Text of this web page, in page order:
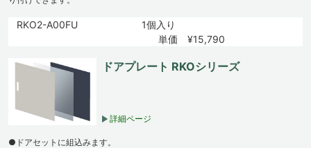
RKO2-A00FU
1個入り
単価 ¥15,790
ドアプレート RKOシリーズ
詳細ページ
●ドアセットに組込みます。